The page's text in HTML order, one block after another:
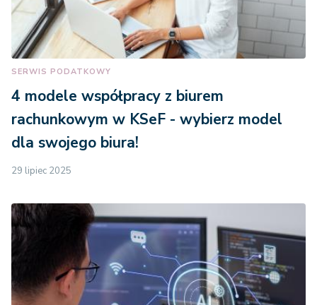
SERWIS PODATKOWY
4 modele współpracy z biurem
rachunkowym w KSeF - wybierz model
dla swojego biura!
29 lipiec 2025